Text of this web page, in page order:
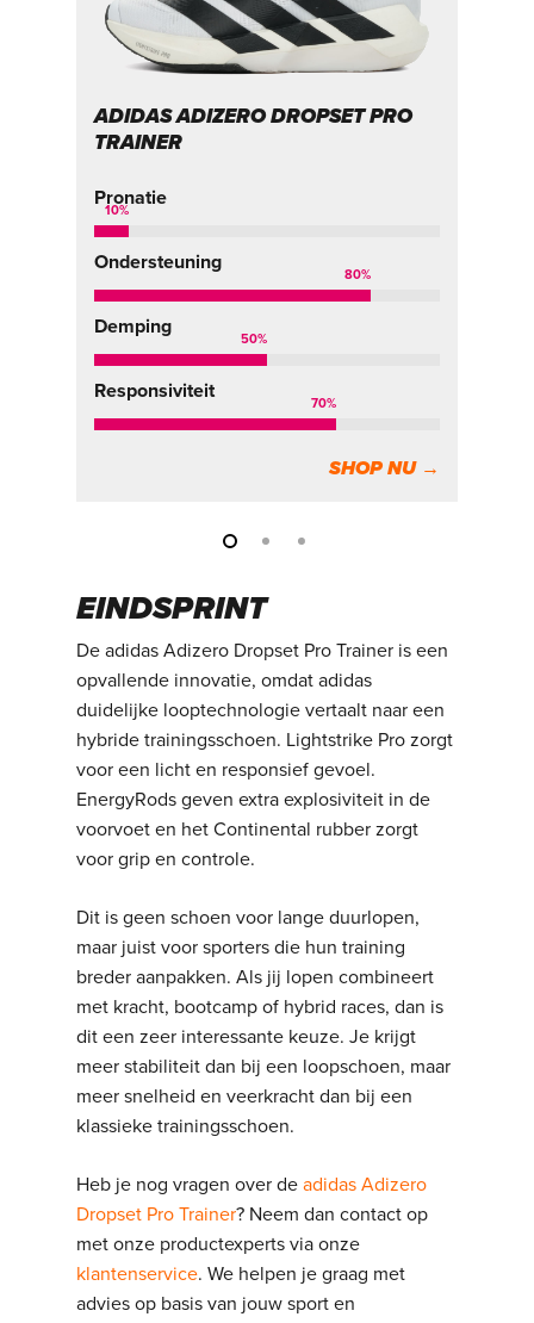
ADIDAS ADIZERO DROPSET PRO
TRAINER
Pronatie
10%
Ondersteuning
80%
Demping
50%
Responsiviteit
70%
SHOP NU →
EINDSPRINT
De adidas Adizero Dropset Pro Trainer is een
opvallende innovatie, omdat adidas
duidelijke looptechnologie vertaalt naar een
hybride trainingsschoen. Lightstrike Pro zorgt
voor een licht en responsief gevoel.
EnergyRods geven extra explosiviteit in de
voorvoet en het Continental rubber zorgt
voor grip en controle.
Dit is geen schoen voor lange duurlopen,
maar juist voor sporters die hun training
breder aanpakken. Als jij lopen combineert
met kracht, bootcamp of hybrid races, dan is
dit een zeer interessante keuze. Je krijgt
meer stabiliteit dan bij een loopschoen, maar
meer snelheid en veerkracht dan bij een
klassieke trainingsschoen.
Heb je nog vragen over deadidas Adizero
Dropset Pro Trainer? Neem dan contact op
met onze productexperts via onze
klantenservice. We helpen je graag met
advies op basis van jouw sport en